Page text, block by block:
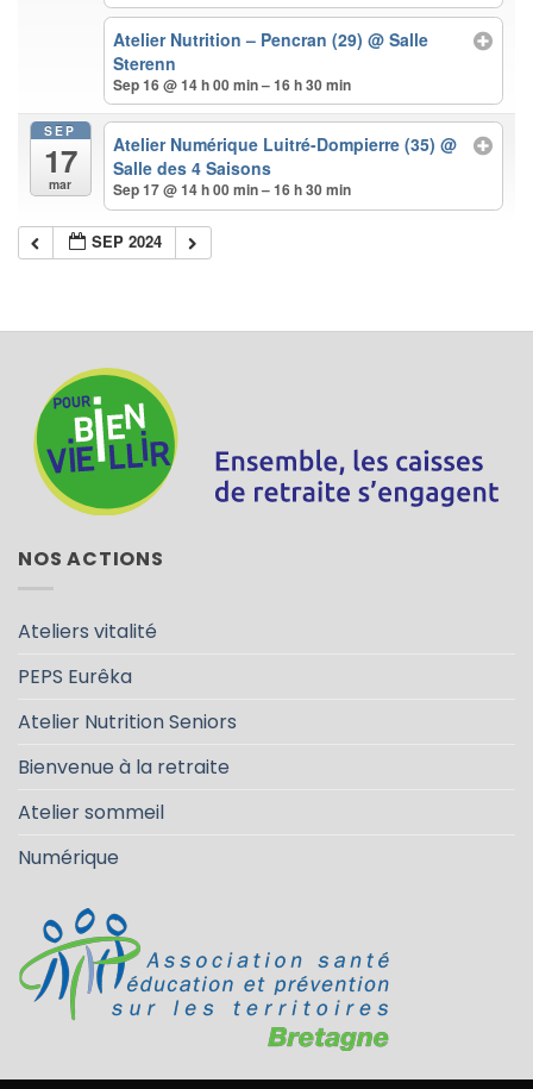
Atelier Nutrition – Pencran (29)@ Salle
Sterenn
Sep 16 @ 14 h 00 min – 16 h 30 min
SEP
17
mar
Atelier Numérique Luitré-Dompierre (35)@
Salle des 4 Saisons
Sep 17 @ 14 h 00 min – 16 h 30 min
SEP 2024
NOS ACTIONS
Ateliers vitalité
PEPS Eurêka
Atelier Nutrition Seniors
Bienvenue à la retraite
Atelier sommeil
Numérique